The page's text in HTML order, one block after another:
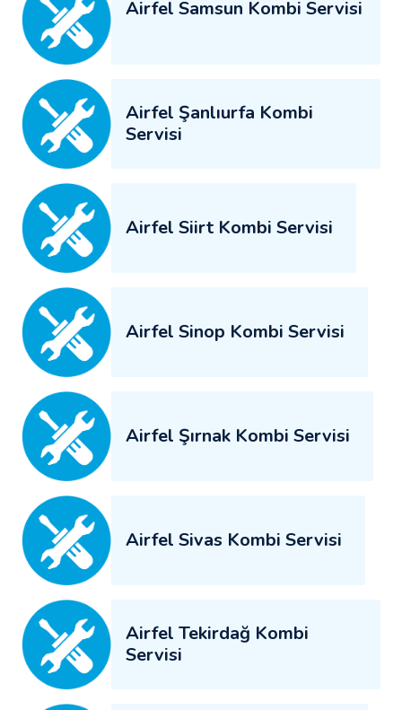
Airfel Samsun Kombi Servisi
Airfel Şanlıurfa Kombi
Servisi
Airfel Siirt Kombi Servisi
Airfel Sinop Kombi Servisi
Airfel Şırnak Kombi Servisi
Airfel Sivas Kombi Servisi
Airfel Tekirdağ Kombi
Servisi